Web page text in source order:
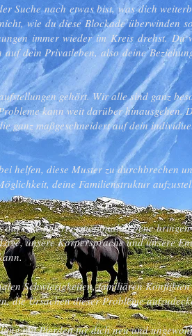
Suche nach etwas bist, was dich
wie du diese Blockade überwinden
immer wieder im Kreis drehst.
dein Privatleben, also deine
gehört. Wir alle sind ganz
kann weit darüber hinausgehen.
ganz maßgeschneidert auf dein
helfen, diese Muster zu durchbrechen
deine Familienstruktur
eine tiefere, emotionale Ebene
unsere Körpersprache und unsere
Schwierigkeiten, familiären
die Ursachen dieser Probleme
mit Pferden für dich neu und